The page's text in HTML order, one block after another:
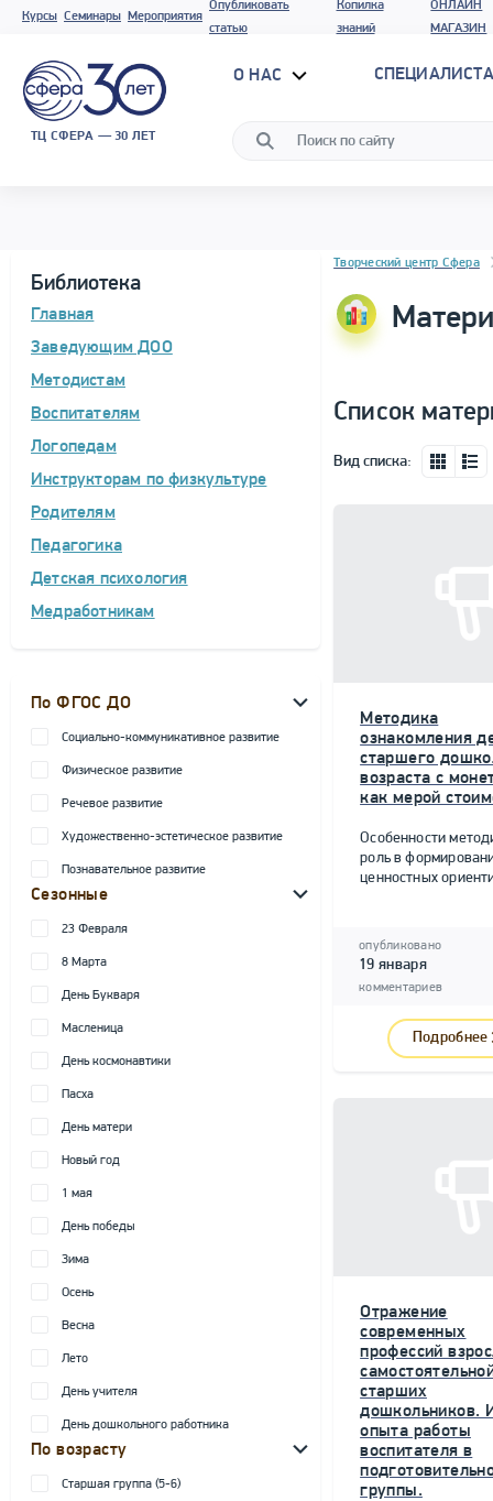
Курсы Семинары Мероприятия
Опубликовать
статью
Копилка
знаний
ОНЛАЙН
МАГАЗИН
ТЦ СФЕРА — 30 ЛЕТ
О НАС
Библиотека
Главная
Заведующим ДОО
Методистам
Воспитателям
Логопедам
Инструкторам по физкультуре
Родителям
Педагогика
Детская психология
Медработникам
По ФГОС ДО
Социально-коммуникативное развитие
Физическое развитие
Речевое развитие
Художественно-эстетическое развитие
Познавательное развитие
Сезонные
23 Февраля
8 Марта
День Букваря
Масленица
День космонавтики
Пасха
День матери
Новый год
1 мая
День победы
Зима
Осень
Весна
Лето
День учителя
День дошкольного работника
По возрасту
Старшая группа (5-6)
Блок новостей
Творческий центр Сфера
Список
Вид списка:
Методика
ознакомления
старшего
возраста с
как мерой
Особенности
роль в
ценностных
опубликовано
19 января
комментариев
Подробнее
Отражение
современных
профессий
старших
дошкольников.
опыта работы
воспитателя в
группы.